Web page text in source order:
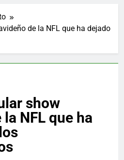
de la NFL que ha dejado
show
NFL que ha